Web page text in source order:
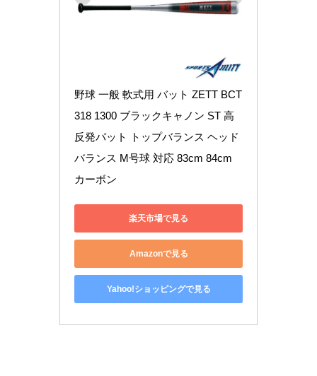
野球 一般 軟式用 バット ZETT BCT
318 1300 ブラックキャノン ST 高
反発バット トップバランス ヘッド
バランス M号球 対応 83cm 84cm
カーボン
楽天市場で見る
Amazonで見る
Yahoo!ショッピングで見る